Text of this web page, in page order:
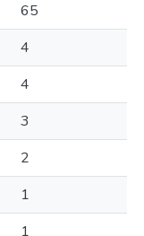
65
4
4
3
2
1
1